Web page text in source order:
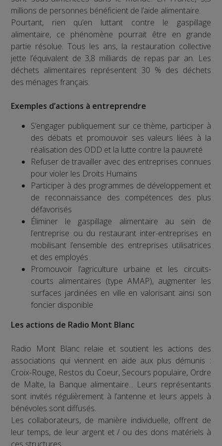
millions de personnes bénéficient de l’aide alimentaire.
Pourtant, rien qu’en luttant contre le gaspillage
alimentaire, ce phénomène pourrait être en grande
partie résolue. Tous les ans, la restauration collective
jette l’équivalent de 3,8 milliards de repas par an. Les
déchets alimentaires représentent 30 % des déchets
des ménages français.
Exemples d’actions à entreprendre
S’engager publiquement sur ce thème, participer à
des débats et promouvoir ses valeurs liées à la
réalisation des ODD et la lutte contre la pauvreté
Refuser de travailler avec des entreprises connues
pour violer les Droits Humains
Participer à des programmes de développement et
de reconnaissance des compétences des plus
défavorisés
Éliminer le gaspillage alimentaire au sein de
l’entreprise ou du restaurant inter-entreprises en
mobilisant l’ensemble des entreprises utilisatrices
et des employés
Promouvoir l’agriculture urbaine et les circuits-
courts alimentaires (type AMAP), augmenter les
surfaces jardinées en ville en valorisant ainsi son
foncier disponible
Les actions de Radio Mont Blanc
Radio Mont Blanc relaie et soutient les actions des
associations qui viennent en aide aux plus démunis :
Croix-Rouge, Restos du Coeur, Secours populaire, Ordre
de Malte, la Banque alimentaire... Leurs représentants
sont invités régulièrement à l’antenne et leurs appels à
bénévoles sont diffusés.
Les collaborateurs, de manière individuelle, offrent de
leur temps, de leur argent et / ou des dons matériels à